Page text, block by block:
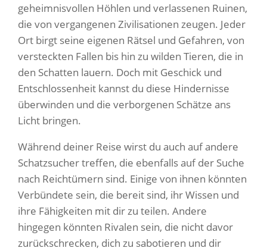
geheimnisvollen Höhlen und verlassenen Ruinen,
die von vergangenen Zivilisationen zeugen. Jeder
Ort birgt seine eigenen Rätsel und Gefahren, von
versteckten Fallen bis hin zu wilden Tieren, die in
den Schatten lauern. Doch mit Geschick und
Entschlossenheit kannst du diese Hindernisse
überwinden und die verborgenen Schätze ans
Licht bringen.
Während deiner Reise wirst du auch auf andere
Schatzsucher treffen, die ebenfalls auf der Suche
nach Reichtümern sind. Einige von ihnen könnten
Verbündete sein, die bereit sind, ihr Wissen und
ihre Fähigkeiten mit dir zu teilen. Andere
hingegen könnten Rivalen sein, die nicht davor
zurückschrecken, dich zu sabotieren und dir